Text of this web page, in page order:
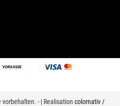
- | Realisation colornativ /